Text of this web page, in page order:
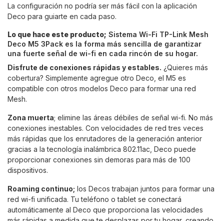
La configuración no podría ser más fácil con la aplicación
Deco para guiarte en cada paso.
Lo que hace este producto; Sistema Wi-Fi TP-Link Mesh
Deco M5 3Pack es la forma más sencilla de garantizar
una fuerte señal de wi-fi en cada rincón de su hogar.
Disfrute de conexiones rápidas y estables. ¿Quieres más
cobertura? Simplemente agregue otro Deco, el M5 es
compatible con otros modelos Deco para formar una red
Mesh.
Zona muerta; elimine las áreas débiles de señal wi-fi. No más
conexiones inestables. Con velocidades de red tres veces
más rápidas que los enrutadores de la generación anterior
gracias a la tecnología inalámbrica 802.11ac, Deco puede
proporcionar conexiones sin demoras para más de 100
dispositivos.
Roaming continuo; los Decos trabajan juntos para formar una
red wi-fi unificada. Tu teléfono o tablet se conectará
automáticamente al Deco que proporciona las velocidades